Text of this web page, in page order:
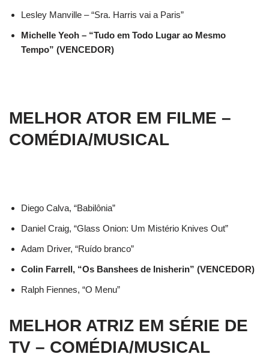
Lesley Manville – “Sra. Harris vai a Paris”
Michelle Yeoh – “Tudo em Todo Lugar ao Mesmo
Tempo” (VENCEDOR)
MELHOR ATOR EM FILME –
COMÉDIA/MUSICAL
Diego Calva, “Babilônia”
Daniel Craig, “Glass Onion: Um Mistério Knives Out”
Adam Driver, “Ruído branco”
Colin Farrell, “Os Banshees de Inisherin” (VENCEDOR)
Ralph Fiennes, “O Menu”
MELHOR ATRIZ EM SÉRIE DE
TV – COMÉDIA/MUSICAL